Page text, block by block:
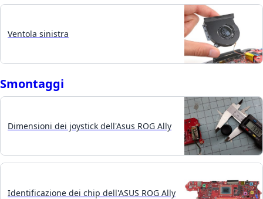
Ventola sinistra
Smontaggi
Dimensioni dei joystick dell'Asus ROG Ally
Identificazione dei chip dell'ASUS ROG Ally